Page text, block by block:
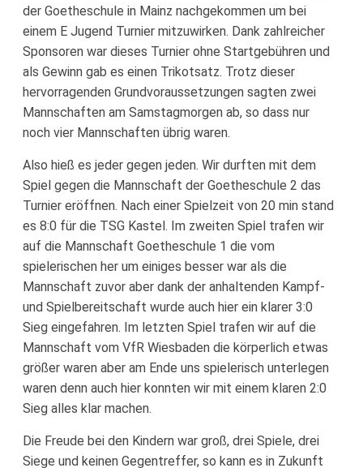
Fussballabteilung
der Goetheschule in Mainz nachgekommen um bei
einem E Jugend Turnier mitzuwirken. Dank zahlreicher
Sponsoren war dieses Turnier ohne Startgebühren und
als Gewinn gab es einen Trikotsatz. Trotz dieser
hervorragenden Grundvoraussetzungen sagten zwei
Mannschaften am Samstagmorgen ab, so dass nur
noch vier Mannschaften übrig waren.
Also hieß es jeder gegen jeden. Wir durften mit dem
Spiel gegen die Mannschaft der Goetheschule 2 das
Turnier eröffnen. Nach einer Spielzeit von 20 min stand
es 8:0 für die TSG Kastel. Im zweiten Spiel trafen wir
auf die Mannschaft Goetheschule 1 die vom
spielerischen her um einiges besser war als die
Mannschaft zuvor aber dank der anhaltenden Kampf-
und Spielbereitschaft wurde auch hier ein klarer 3:0
Sieg eingefahren. Im letzten Spiel trafen wir auf die
Mannschaft vom VfR Wiesbaden die körperlich etwas
größer waren aber am Ende uns spielerisch unterlegen
waren denn auch hier konnten wir mit einem klaren 2:0
Sieg alles klar machen.
Die Freude bei den Kindern war groß, drei Spiele, drei
Siege und keinen Gegentreffer, so kann es in Zukunft